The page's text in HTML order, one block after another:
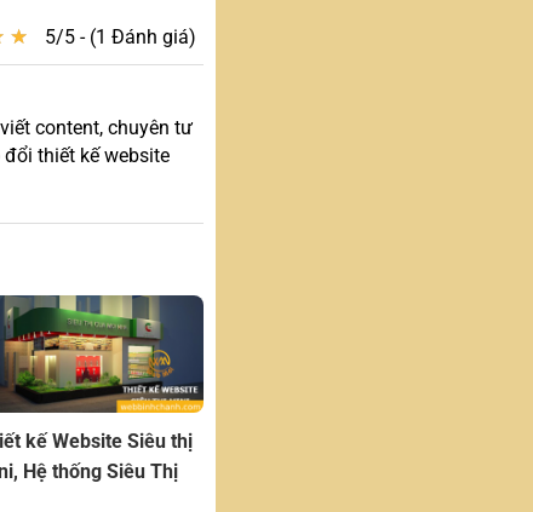
★
★ 5/5 - (1 Đánh giá)
content, chuyên tư
đổi thiết kế website
kế Website Siêu thị
Hệ thống Siêu Thị